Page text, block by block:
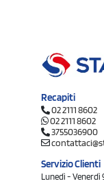
Recapiti
02 2111 8602
02 2111 8602
3755036900
Servizio Clienti
Lunedì - Venerdì